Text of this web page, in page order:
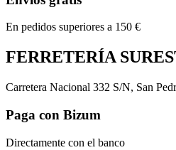
En pedidos superiores a 150 €
FERRETERÍA
Carretera Nacional 332 S/N, San
Paga con Bizum
Directamente con el banco